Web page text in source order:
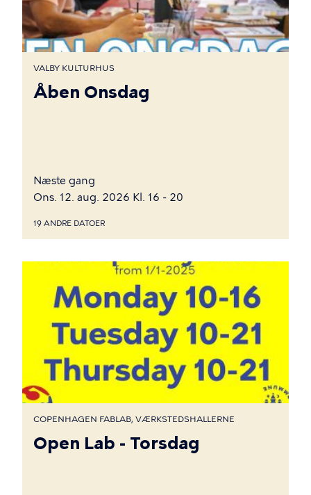
VALBY KULTURHUS
Åben Onsdag
Næste gang
Ons. 12. aug. 2026 Kl. 16 - 20
19 ANDRE DATOER
COPENHAGEN FABLAB, VÆRKSTEDSHALLERNE
Open Lab - Torsdag